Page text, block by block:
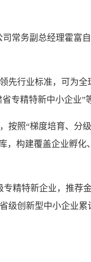
常务副总经理霍富
行业标准，可为全
专精特新中小企业”
照“梯度培育、分
，构建覆盖企业孵
精特新企业，推荐
级创新型中小企业